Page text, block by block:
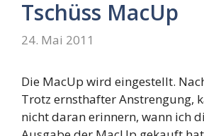
Tschüss MacUp
24. Mai 2011
Die MacUp wird eingestellt.
Trotz ernsthafter Anstrengung,
nicht daran erinnern, wann ich